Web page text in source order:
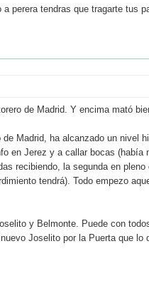
perera tendras que tragarte tus
de Madrid. Y encima mató
de Madrid, ha alcanzado un
en Jerez y a callar bocas
recibiendo, la segunda en
tendrá). Todo empezo
y Belmonte. Puede con
Joselito por la Puerta que lo